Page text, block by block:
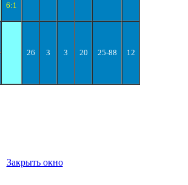
6:1
26
3 3 20 25-88
12
Закрыть окно